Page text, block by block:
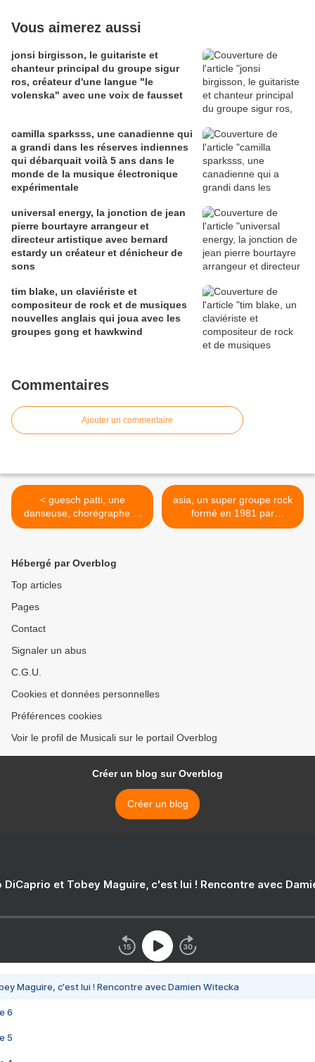
Vous aimerez aussi
jonsi birgisson, le guitariste et
chanteur principal du groupe sigur
ros, créateur d'une langue "le
volenska" avec une voix de fausset
camilla sparksss, une canadienne qui
a grandi dans les réserves indiennes
qui débarquait voilà 5 ans dans le
monde de la musique électronique
expérimentale
universal energy, la jonction de jean
pierre bourtayre arrangeur et
directeur artistique avec bernard
estardy un créateur et dénicheur de
sons
tim blake, un claviériste et
compositeur de rock et de musiques
nouvelles anglais qui joua avec les
groupes gong et hawkwind
Commentaires
Ajouter un commentaire
< guesch patti, une
danseuse, chorégraphe et
chanteuse française qui se
"étienne"
asia, un super groupe rock
formé en 1981 par
d'anciens membres de yes,
Hébergé par Overblog
Top articles
Pages
Contact
Signaler un abus
C.G.U.
Cookies et données personnelles
Préférences cookies
Voir le profil de Musicali sur le portail Overblog
Créer un blog sur Overblog
Créer un blog
DiCaprio et Tobey Maguire, c'est lui ! Rencontre avec
Maguire, c'est lui ! Rencontre avec Damien Witecka
6
5